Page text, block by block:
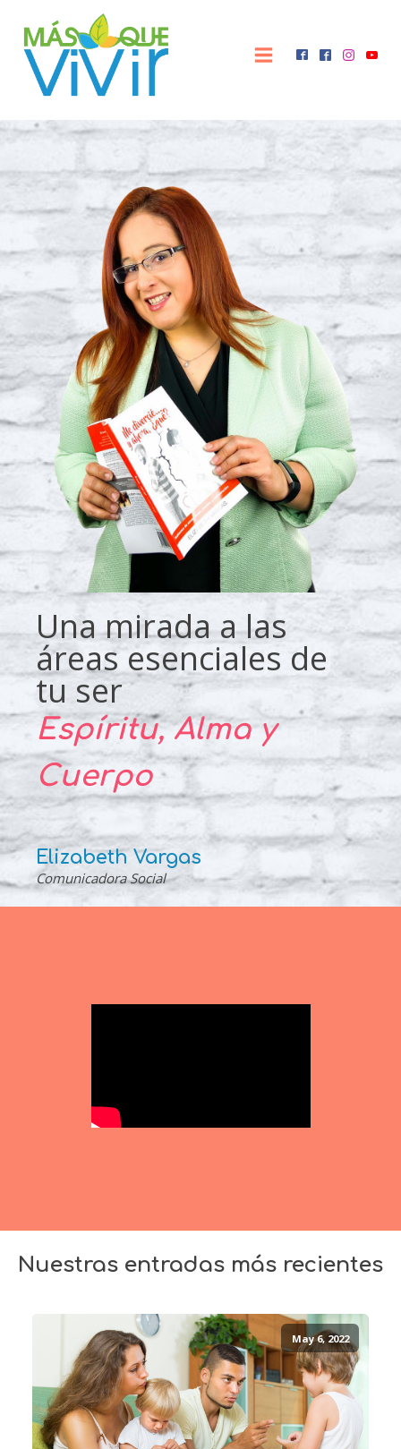
Una mirada a las
áreas esenciales de
tu ser
Espíritu, Alma y
Cuerpo
Elizabeth Vargas
Comunicadora Social
Nuestras entradas más recientes
May 6, 2022